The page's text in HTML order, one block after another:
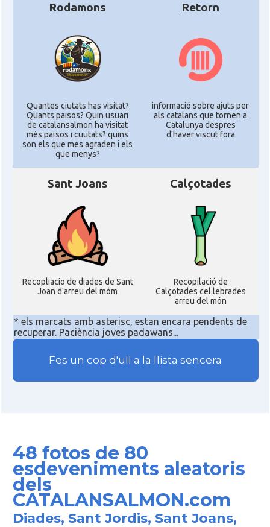
Rodamons
Quantes ciutats has visitat?
Quants paisos? Quin usuari
de catalansalmon ha visitat
més països i cuutats? quins
son els que mes agraden i els
que menys?
Retorn
informació sobre ajuts per
als catalans que tornen a
Catalunya despres
d'haver viscut fora
Sant Joans
Recopliacio de diades de Sant
Joan d'arreu del móm
Calçotades
Recopilació de
Calçotades cel.lebrades
arreu del món
* els marcats amb asterisc, estan encara pendents de
recuperar. Paciència joves padawans...
Fes un cop d'ull a la llista sencera
48 fotos de 80
esdeveniments aleatoris
dels
CATALANSALMON.com
Diades, Sant Jordis, Sant Joans,